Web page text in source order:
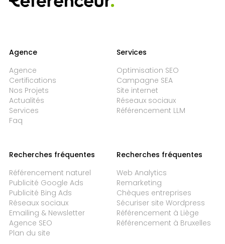
Agence
Agence
Certifications
Nos Projets
Actualités
Services
Faq
Services
Optimisation SEO
Campagne SEA
Site internet
Réseaux sociaux
Référencement LLM
Recherches fréquentes
Référencement naturel
Publicité Google Ads
Publicité Bing Ads
Réseaux sociaux
Emailing & Newsletter
Agence SEO
Plan du site
Recherches fréquentes
Web Analytics
Remarketing
Chèques entreprises
Sécuriser site Wordpress
Référencement à Liège
Référencement à Bruxelles